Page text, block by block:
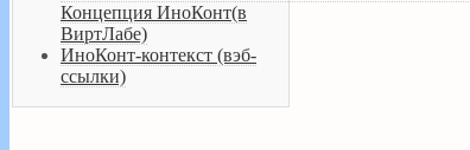
Концепция ИноКонт(в
ВиртЛабе)
ИноКонт-контекст (вэб-
ссылки)